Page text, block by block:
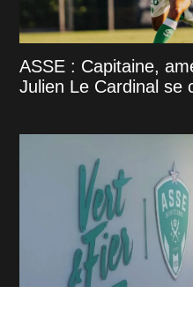
ASSE : Capitaine,
Julien Le Cardinal se